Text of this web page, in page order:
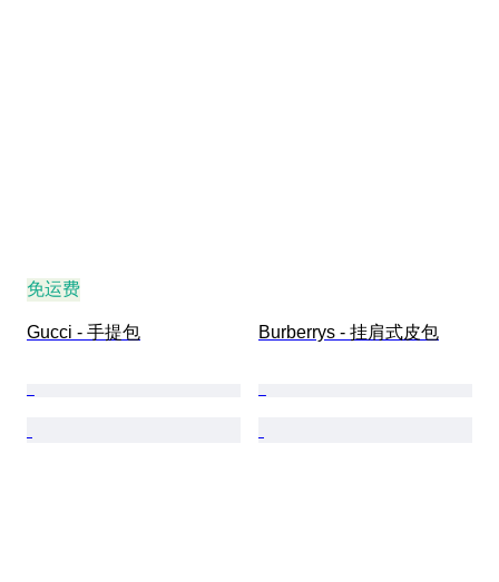
免运费
Gucci - 手提包 Burberrys - 挂肩式皮包